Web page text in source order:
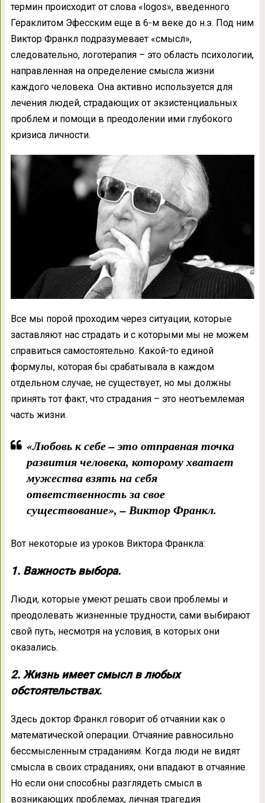
термин происходит от слова «logos», введенного
Гераклитом Эфесским еще в 6-м веке до н.э. Под ним
Виктор Франкл подразумевает «смысл»,
следовательно, логотерапия – это область психологии,
направленная на определение смысла жизни
каждого человека. Она активно используется для
лечения людей, страдающих от экзистенциальных
проблем и помощи в преодолении ими глубокого
кризиса личности.
Все мы порой проходим через ситуации, которые
заставляют нас страдать и с которыми мы не можем
справиться самостоятельно. Какой-то единой
формулы, которая бы срабатывала в каждом
отдельном случае, не существует, но мы должны
принять тот факт, что страдания – это неотъемлемая
часть жизни.
«Любовь к себе – это отправная точка
развития человека, которому хватает
мужества взять на себя
ответственность за свое
существование», – Виктор Франкл.
Вот некоторые из уроков Виктора Франкла:
1. Важность выбора.
Люди, которые умеют решать свои проблемы и
преодолевать жизненные трудности, сами выбирают
свой путь, несмотря на условия, в которых они
оказались.
2. Жизнь имеет смысл в любых
обстоятельствах.
Здесь доктор Франкл говорит об отчаянии как о
математической операции. Отчаяние равносильно
бессмысленным страданиям. Когда люди не видят
смысла в своих страданиях, они впадают в отчаяние.
Но если они способны разглядеть смысл в
возникающих проблемах, личная трагедия